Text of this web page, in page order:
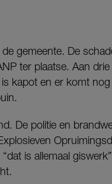
gemeente. De
ter plaatse. Aan
kapot en er komt
De politie en
is allemaal